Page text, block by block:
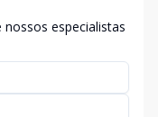
especialistas